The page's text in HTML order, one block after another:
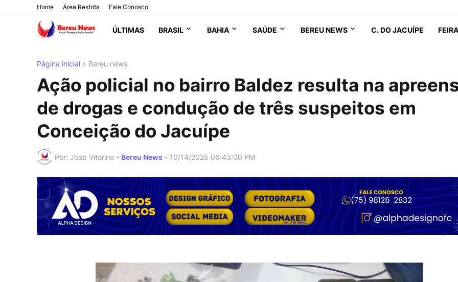
Home Área Restrita Fale Conosco
ÚLTIMAS BRASIL BAHIA SAÚDE BEREU NEWS C. DO JACUÍPE
Página inicial Bereu news
Ação policial no bairro Baldez resulta na
de drogas e condução de três suspeitos em
Conceição do Jacuípe
Por: Joab Vitorino - Bereu News - 10/14/2025 06:43:00 PM